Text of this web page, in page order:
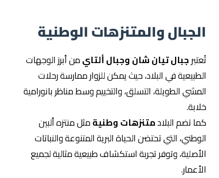
الجبال والمتنزهات الوطنية
تُعتبرجبال تيان شان وجبال ألتايمن أبرز الوجهات
الطبيعية في البلاد، حيث يمكن للزوار ممارسة رحلات
المشي الطويلة، التسلق، والتخييم وسط مناظر بانورامية
خلابة.
كما تضم البلادمتنزهات وطنيةمثل منتزه ألبين
الوطني، التي تحتضن الحياة البرية المتنوعة والنباتات
الأصلية، وتوفر تجربة استكشاف طبيعية مثالية لجميع
الأعمار.